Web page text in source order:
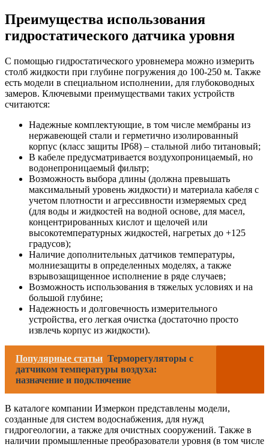
Преимущества использования
гидростатического датчика уровня
С помощью гидростатического уровнемера можно измерить
столб жидкости при глубине погружения до 100-250 м. Также
есть модели в специальном исполнении, для глубоководных
замеров. Ключевыми преимуществами таких устройств
считаются:
Надежные комплектующие, в том числе мембраны из
нержавеющей стали и герметично изолированный
корпус (класс защиты IP68) – стальной либо титановый;
В кабеле предусматривается воздухопроницаемый, но
водонепроницаемый фильтр;
Возможность выбора длины (должна превышать
максимальный уровень жидкости) и материала кабеля с
учетом плотности и агрессивности измеряемых сред
(для воды и жидкостей на водной основе, для масел,
концентрированных кислот и щелочей или
высокотемпературных жидкостей, нагретых до +125
градусов);
Наличие дополнительных датчиков температуры,
молниезащиты в определенных моделях, а также
взрывозащищенное исполнение в ряде случаев;
Возможность использования в тяжелых условиях и на
большой глубине;
Надежность и долговечность измерительного
устройства, его легкая очистка (достаточно просто
извлечь корпус из жидкости).
Популярные статьи Терморегуляторы с
датчиком температуры воздуха:
назначение и подключение
В каталоге компании Измеркон представлены модели,
созданные для систем водоснабжения, для нужд
гидрогеологии, а также для очистных сооружений. Также в
наличии промышленные преобразователи уровня (в том числе